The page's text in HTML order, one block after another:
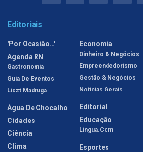
Editoriais
'Por Ocasião…'
Agenda RN
Gastronomia
Guia De Eventos
Liszt Madruga
Água De Chocalho
Cidades
Ciência
Clima
Economia
Dinheiro & Negócios
Empreendedorismo
Gestão & Negócios
Notícias Gerais
Editorial
Educação
Língua.com
Esportes